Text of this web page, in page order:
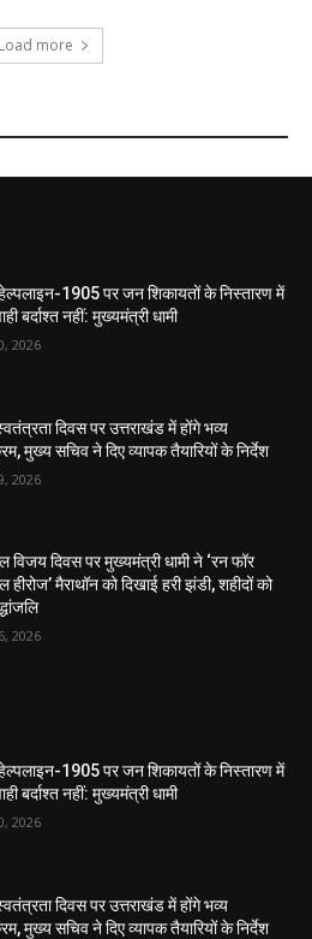
Load more
1905 पर जन शिकायतों के निस्तारण में
बर्दाश्त नहीं: मुख्यमंत्री धामी
2026
दिवस पर उत्तराखंड में होंगे भव्य
मुख्य सचिव ने दिए व्यापक तैयारियों के निर्देश
2026
विजय दिवस पर मुख्यमंत्री धामी ने ‘रन फॉर
हीरोज’ मैराथॉन को दिखाई हरी झंडी, शहीदों को
2026
1905 पर जन शिकायतों के निस्तारण में
बर्दाश्त नहीं: मुख्यमंत्री धामी
2026
दिवस पर उत्तराखंड में होंगे भव्य
मुख्य सचिव ने दिए व्यापक तैयारियों के निर्देश